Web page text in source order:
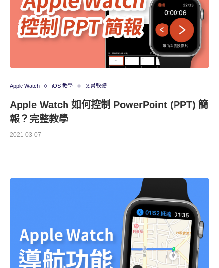
Apple Watch iOS 教學 文書軟體
Apple Watch 如何控制 PowerPoint (PPT) 簡
報？完整教學
2021-03-07